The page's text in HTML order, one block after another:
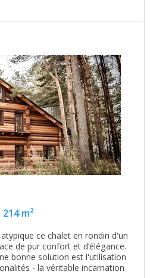
m²
ce chalet en rondin d'un
de pur confort et d’élégance.
bonne solution est l'utilisation
- la véritable incarnation